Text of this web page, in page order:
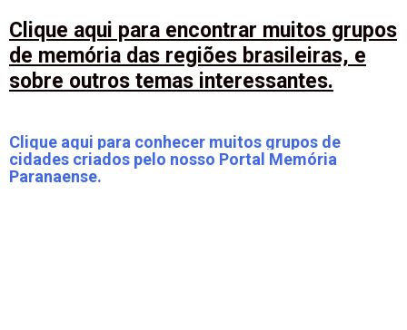
Clique aqui para encontrar muitos grupos
de memória das regiões brasileiras, e
sobre outros temas interessantes.
Clique aqui para conhecer muitos grupos de
cidades criados pelo nosso Portal Memória
Paranaense.